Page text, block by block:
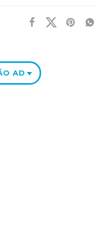
ADICIONAL